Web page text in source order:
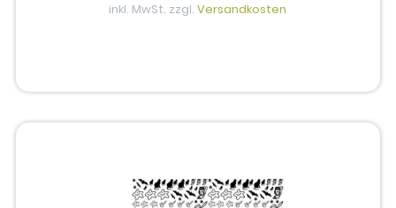
inkl. MwSt. zzgl.Versandkosten